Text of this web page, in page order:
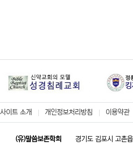
사이트 소개 개인정보처리방침 이용약관
(유)말씀보존학회 경기도 김포시 고촌